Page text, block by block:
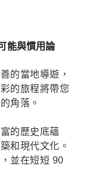
能與慣用論
的當地導遊，
的旅程將帶您
角落。
的歷史底蘊
和現代文化。
並在短短 90